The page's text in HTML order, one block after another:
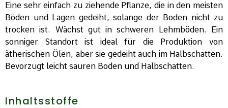
Eine sehr einfach zu ziehende Pflanze, die in den meisten
Böden und Lagen gedeiht, solange der Boden nicht zu
trocken ist. Wächst gut in schweren Lehmböden. Ein
sonniger Standort ist ideal für die Produktion von
ätherischen Ölen, aber sie gedeiht auch im Halbschatten.
Bevorzugt leicht sauren Boden und Halbschatten.
Inhaltsstoffe